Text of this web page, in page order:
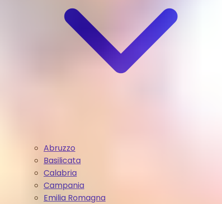
Abruzzo
Basilicata
Calabria
Campania
Emilia Romagna